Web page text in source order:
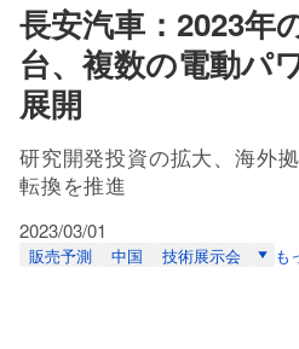
長安汽車：2023年
台、複数の電動パ
展開
研究開発投資の拡大、海外
転換を推進
2023/03/01
販売予測 中国 技術展示会 も